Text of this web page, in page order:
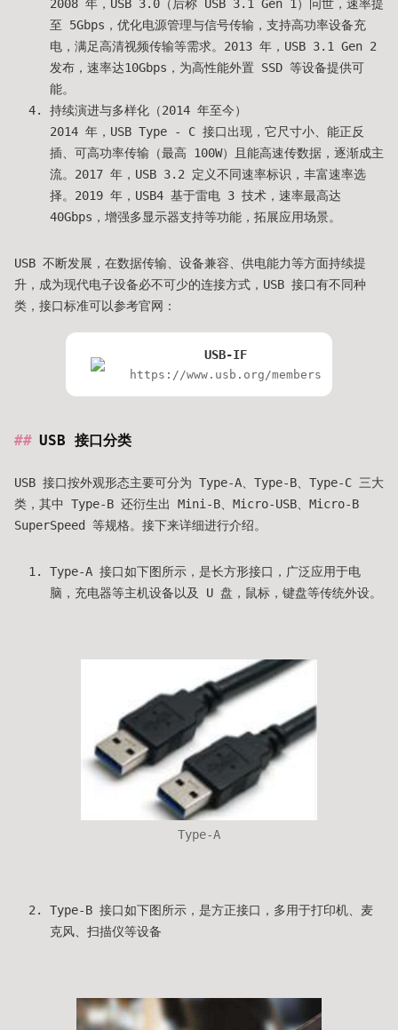
2008 年，USB 3.0（后称 USB 3.1 Gen 1）问世，速率提
至 5Gbps，优化电源管理与信号传输，支持高功率设备充
电，满足高清视频传输等需求。2013 年，USB 3.1 Gen 2
发布，速率达10Gbps，为高性能外置 SSD 等设备提供可
能。
持续演进与多样化（2014 年至今）
2014 年，USB Type - C 接口出现，它尺寸小、能正反
插、可高功率传输（最高 100W）且能高速传数据，逐渐成主
流。2017 年，USB 3.2 定义不同速率标识，丰富速率选
择。2019 年，USB4 基于雷电 3 技术，速率最高达
40Gbps，增强多显示器支持等功能，拓展应用场景。
USB 不断发展，在数据传输、设备兼容、供电能力等方面持续提
升，成为现代电子设备必不可少的连接方式，USB 接口有不同种
类，接口标准可以参考官网：
USB-IF
https://www.usb.org/members
USB 接口分类
USB 接口按外观形态主要可分为 Type-A、Type-B、Type-C 三大
类，其中 Type-B 还衍生出 Mini-B、Micro-USB、Micro-B
SuperSpeed 等规格。接下来详细进行介绍。
Type-A 接口如下图所示，是长方形接口，广泛应用于电
脑，充电器等主机设备以及 U 盘，鼠标，键盘等传统外设。
Type-A
Type-B 接口如下图所示，是方正接口，多用于打印机、麦
克风、扫描仪等设备